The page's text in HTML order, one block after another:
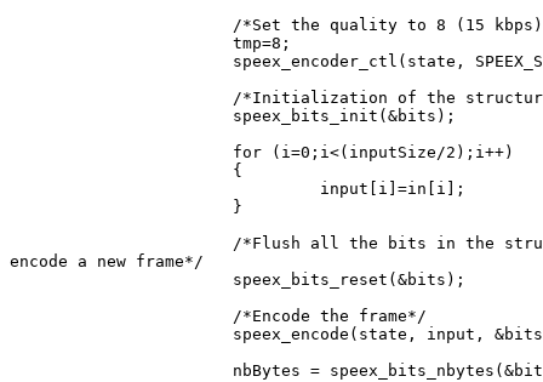
/*Set the quality to 8 (15
tmp=8;
speex_encoder_ctl(state,
/*Initialization of the structure that
speex_bits_init(&bits);
for (i=0;i<(inputSize/2);i++)
{
input[i]=in[i];
}
/*Flush all the bits in the struct so
encode a new frame*/
speex_bits_reset(&bits);
/*Encode the frame*/
speex_encode(state, input,
nbBytes =